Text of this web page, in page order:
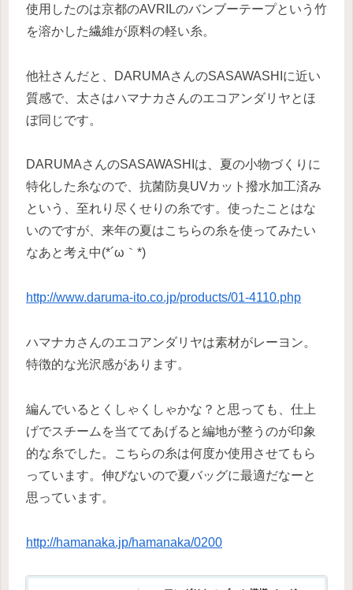
使用したのは京都のAVRILのバンブーテープという竹
を溶かした繊維が原料の軽い糸。
他社さんだと、DARUMAさんのSASAWASHIに近い
質感で、太さはハマナカさんのエコアンダリヤとほ
ぼ同じです。
DARUMAさんのSASAWASHIは、夏の小物づくりに
特化した糸なので、抗菌防臭UVカット撥水加工済み
という、至れり尽くせりの糸です。使ったことはな
いのですが、来年の夏はこちらの糸を使ってみたい
なあと考え中(*´ω｀*)
http://www.daruma-ito.co.jp/products/01-4110.php
ハマナカさんのエコアンダリヤは素材がレーヨン。
特徴的な光沢感があります。
編んでいるとくしゃくしゃかな？と思っても、仕上
げでスチームを当ててあげると編地が整うのが印象
的な糸でした。こちらの糸は何度か使用させてもら
っています。伸びないので夏バッグに最適だなーと
思っています。
http://hamanaka.jp/hamanaka/0200